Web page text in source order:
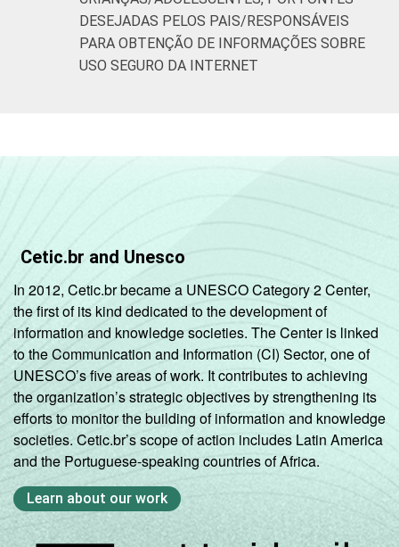
DESEJADAS PELOS PAIS/RESPONSÁVEIS
PARA OBTENÇÃO DE INFORMAÇÕES SOBRE
USO SEGURO DA INTERNET
Cetic.br and Unesco
In 2012, Cetic.br became a UNESCO Category 2 Center,
the first of its kind dedicated to the development of
information and knowledge societies. The Center is linked
to the Communication and Information (CI) Sector, one of
UNESCO’s five areas of work. It contributes to achieving
the organization’s strategic objectives by strengthening its
efforts to monitor the building of information and knowledge
societies. Cetic.br’s scope of action includes Latin America
and the Portuguese-speaking countries of Africa.
Learn about our work